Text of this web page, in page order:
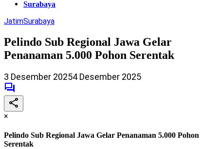
Surabaya
JatimSurabaya
Pelindo Sub Regional Jawa Gelar
Penanaman 5.000 Pohon Serentak
3 Desember 20254 Desember 2025
×
Pelindo Sub Regional Jawa Gelar Penanaman 5.000 Pohon
Serentak